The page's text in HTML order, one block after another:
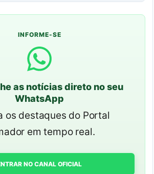
INFORME-SE
as notícias direto no seu
WhatsApp
os destaques do Portal
em tempo real.
NO CANAL OFICIAL